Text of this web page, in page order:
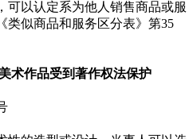
可以认定系为他人销售商品或服
类似商品和服务区分表》第35
作品受到著作权法保护